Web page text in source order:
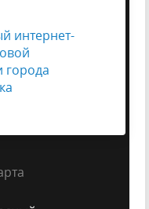
интернет-